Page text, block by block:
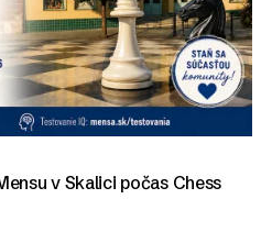
v Skalici počas Chess